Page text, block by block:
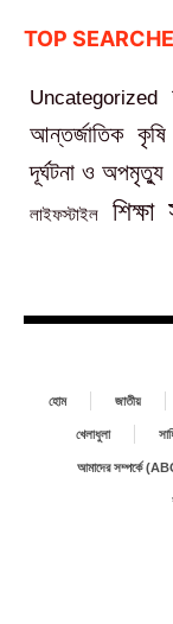
TOP
Uncategorized
আন্তর্জাতিক কৃষি
দূর্ঘটনা ও অপমৃত্যু
লাইফস্টাইল শিক্ষা
হোম জাতীয়
খেলাধুলা
আমাদের সম্পর্কে